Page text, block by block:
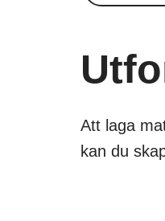
Att laga
kan du